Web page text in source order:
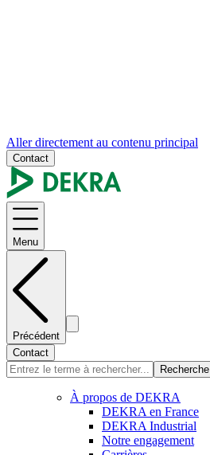
Aller directement au contenu principal
Contact
Menu
Précédent
Contact
Recherche
À propos de DEKRA
DEKRA en France
DEKRA Industrial
Notre engagement